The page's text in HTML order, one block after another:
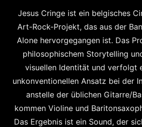
Jesus Cringe ist ein belgisches
Art-Rock-Projekt, das aus der
Alone hervorgegangen ist. Das
philosophischem Storytelling
visuellen Identität und verfolgt
unkonventionellen Ansatz bei der
anstelle der üblichen Gitarre/
kommen Violine und
Das Ergebnis ist ein Sound, der